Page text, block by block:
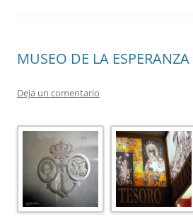
MUSEO DE LA
Deja un comentario